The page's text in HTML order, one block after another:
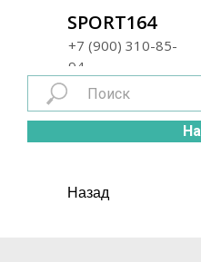
+7 (900) 310-85-
94
SPORT164
Назад